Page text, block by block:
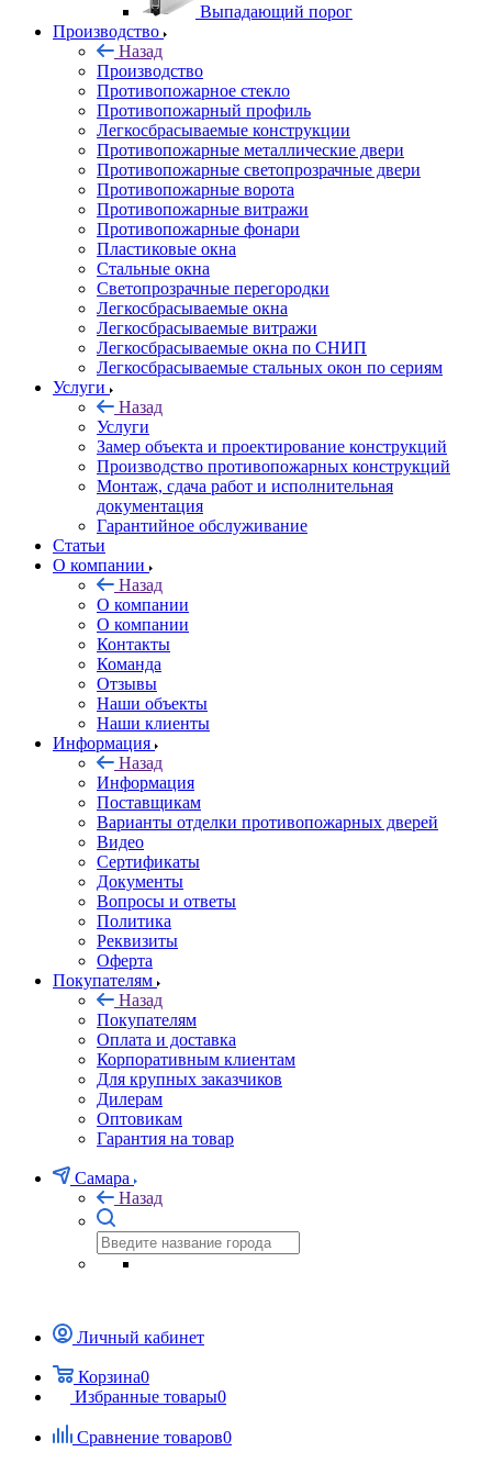
Выпадающий порог
Производство
Назад
Производство
Противопожарное стекло
Противопожарный профиль
Легкосбрасываемые конструкции
Противопожарные металлические двери
Противопожарные светопрозрачные двери
Противопожарные ворота
Противопожарные витражи
Противопожарные фонари
Пластиковые окна
Стальные окна
Светопрозрачные перегородки
Легкосбрасываемые окна
Легкосбрасываемые витражи
Легкосбрасываемые окна по СНИП
Легкосбрасываемые стальных окон по сериям
Услуги
Назад
Услуги
Замер объекта и проектирование конструкций
Производство противопожарных конструкций
Монтаж, сдача работ и исполнительная
документация
Гарантийное обслуживание
Статьи
О компании
Назад
О компании
О компании
Контакты
Команда
Отзывы
Наши объекты
Наши клиенты
Информация
Назад
Информация
Поставщикам
Варианты отделки противопожарных дверей
Видео
Сертификаты
Документы
Вопросы и ответы
Политика
Реквизиты
Оферта
Покупателям
Назад
Покупателям
Оплата и доставка
Корпоративным клиентам
Для крупных заказчиков
Дилерам
Оптовикам
Гарантия на товар
Самара
Назад
Личный кабинет
Корзина0
Избранные товары0
Сравнение товаров0